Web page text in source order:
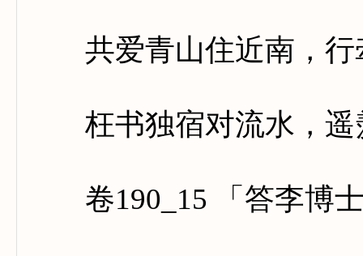
共爱青山住近南，行
枉书独宿对流水，遥
卷190_15 「答李博